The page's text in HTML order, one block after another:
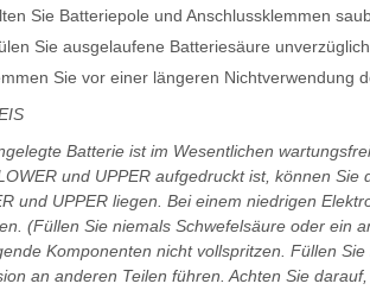
Sie Batteriepole und Anschlussklemmen
Sie ausgelaufene Batteriesäure
Sie vor einer längeren Nichtverwendung
Batterie ist im Wesentlichen
und UPPER aufgedruckt ist, können
und UPPER liegen. Bei einem niedrigen
(Füllen Sie niemals Schwefelsäure oder ein
Komponenten nicht vollspritzen. Füllen
an anderen Teilen führen. Achten Sie